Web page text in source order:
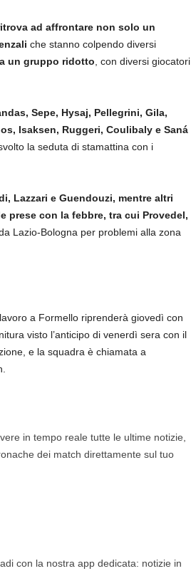
ad affrontare non solo un
che stanno colpendo diversi
un gruppo ridotto , con diversi giocatori
Sepe, Hysaj, Pellegrini, Gila,
Isaksen, Ruggeri, Coulibaly e Saná
la seduta di stamattina con i
Lazzari e Guendouzi, mentre altri
prese con la febbre, tra cui Provedel,
Lazio-Bologna per problemi alla zona
a Formello riprenderà giovedì con
visto l’anticipo di venerdì sera con il
e la squadra è chiamata a
in tempo reale tutte le ultime notizie,
dei match direttamente sul tuo
con la nostra app dedicata: notizie in